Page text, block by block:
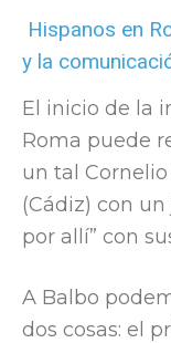
Hispanos en
y la
El inicio de la
Roma puede
un tal
(Cádiz) con
por allí” con
A Balbo
dos cosas: el